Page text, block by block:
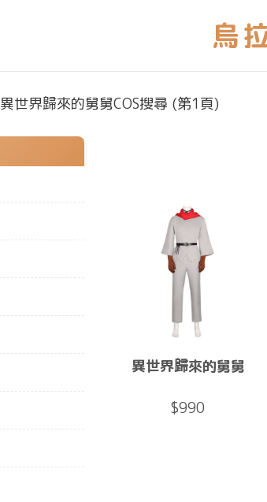
異世界歸來的舅舅COS搜尋 (第1頁)
異世界歸來的舅舅
$990